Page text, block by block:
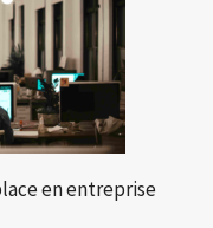
en entreprise